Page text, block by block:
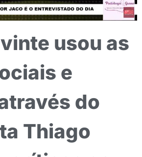
usou as
e
do
Thiago